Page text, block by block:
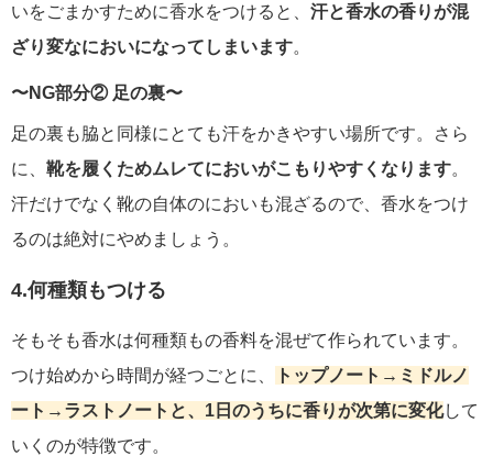
いをごまかすために香水をつけると、 汗と香水の香りが混
ざり変なにおいになってしまいます。
〜NG部分② 足の裏〜
足の裏も脇と同様にとても汗をかきやすい場所です。さら
に、 靴を履くためムレてにおいがこもりやすくなります。
汗だけでなく靴の自体のにおいも混ざるので、香水をつけ
るのは絶対にやめましょう。
4.何種類もつける
そもそも香水は何種類もの香料を混ぜて作られています。
つけ始めから時間が経つごとに、
トップノート→ミドルノ
ート→ラストノートと、1日のうちに香りが次第に変化して
いくのが特徴です。